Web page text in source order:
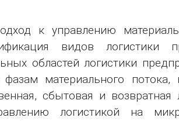
к управлению
видов логистики
областей логистики
материального потока,
сбытовая и возвратная
логистикой на